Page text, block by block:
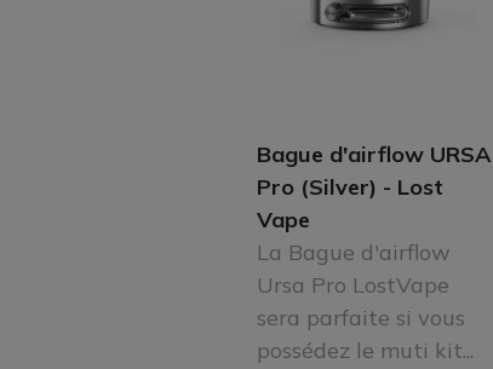
Bague d'airflow URSA
Pro (Silver) - Lost
Vape
La Bague d'airflow
Ursa Pro LostVape
sera parfaite si vous
possédez le muti kit...